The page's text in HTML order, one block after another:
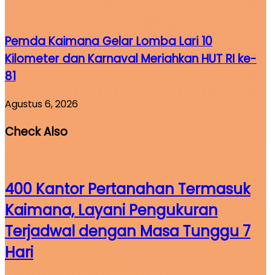
Pemda Kaimana Gelar Lomba Lari 10
Kilometer dan Karnaval Meriahkan HUT RI ke-
81
Agustus 6, 2026
Check Also
400 Kantor Pertanahan Termasuk
Kaimana, Layani Pengukuran
Terjadwal dengan Masa Tunggu 7
Hari